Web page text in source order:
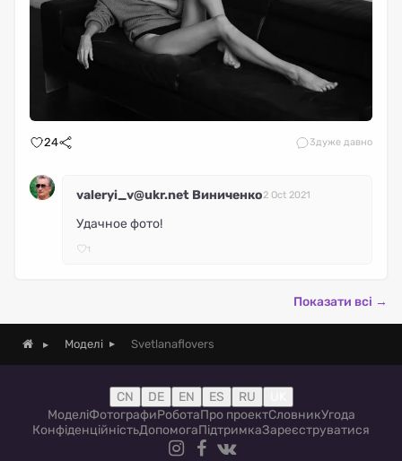
24 3дуже давно
valeryi_v@ukr.net Виниченко2 Oct 2021
Удачное фото!
1
Показати всі →
Моделі Svetlanaflovers
CN DE EN ES RU
МоделіФотографиРоботаПро проектСловникУгода
КонфіденційністьДопомогаПідтримкаЗареєструватися